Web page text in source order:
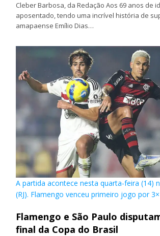
Cleber Barbosa, da Redação Aos 69 anos de
aposentado, tendo uma incrível história de
amapaense Emílio Dias…
A partida acontece nesta quarta-feira (14)
(RJ). Flamengo venceu primeiro jogo por
Flamengo e São Paulo
final da Copa do Brasil